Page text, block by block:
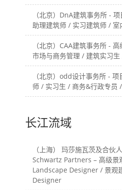
（北京）DnA建筑事务所 -
助理建筑师 / 实习建筑师 / 室
（北京）CAA建筑事务所 -
市场与商务管理 / 建筑实习
（北京）odd设计事务所 -
师 / 实习生 / 商务&行政专员
长江流域
（上海） 玛莎施瓦茨及合伙
Schwartz Partners – 高级景
Landscape Designer / 景观
Designer